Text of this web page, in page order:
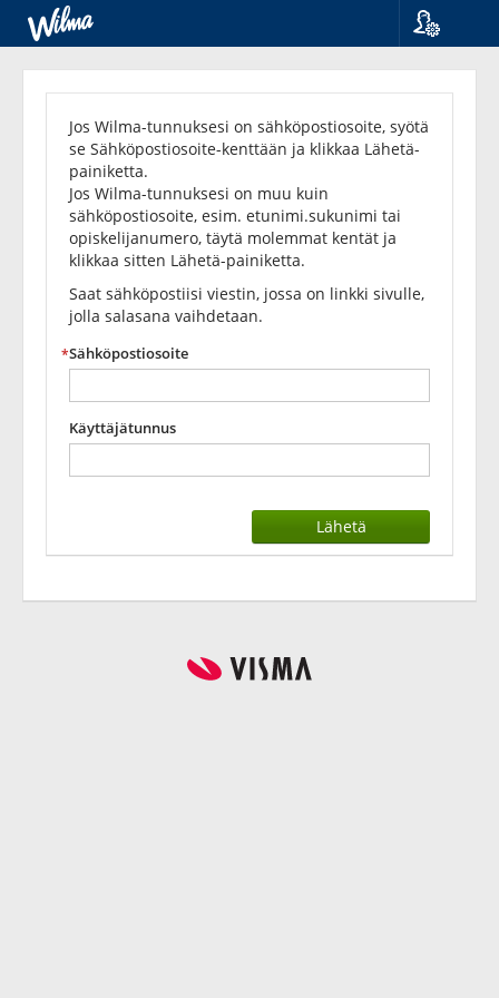
English
Unohditko
salasanasi?
Jos Wilma-tunnuksesi on sähköpostiosoite, syötä
se Sähköpostiosoite-kenttään ja klikkaa Lähetä-
painiketta.
Jos Wilma-tunnuksesi on muu kuin
sähköpostiosoite, esim. etunimi.sukunimi tai
opiskelijanumero, täytä molemmat kentät ja
klikkaa sitten Lähetä-painiketta.
Saat sähköpostiisi viestin, jossa on linkki sivulle,
jolla salasana vaihdetaan.
Sähköpostiosoite
Käyttäjätunnus